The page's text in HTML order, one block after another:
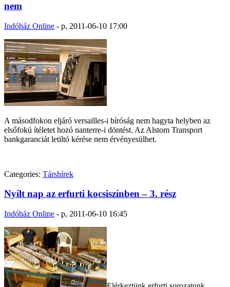
nem
Indóház Online - p, 2011-06-10 17:00
A másodfokon eljáró versailles-i bíróság nem hagyta helyben az
elsőfokú ítéletet hozó nanterre-i döntést. Az Alstom Transport
bankgaranciát letiltó kérése nem érvényesülhet.
Categories: Társhírek
Nyílt nap az erfurti kocsiszínben – 3. rész
Indóház Online - p, 2011-06-10 16:45